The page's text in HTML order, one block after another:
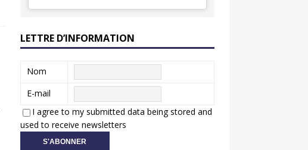
LETTRE D’INFORMATION
Nom
E-mail
I agree to my submitted data being stored and
used to receive newsletters